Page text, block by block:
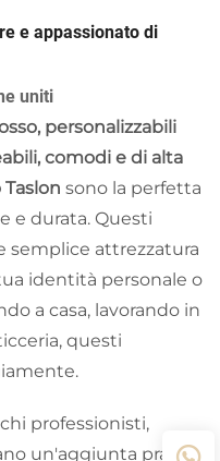
e appassionato di
uniti
personalizzabili
comodi e di alta
sono la perfetta
e durata. Questi
semplice attrezzatura
identità personale o
a casa, lavorando in
questi
professionisti,
un'aggiunta pratica